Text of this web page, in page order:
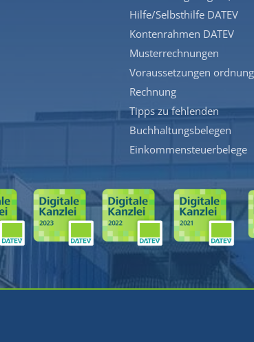
Hilfe/Selbsthilfe DATEV
Kontenrahmen DATEV
Musterrechnungen
Voraussetzungen
Rechnung
Tipps zu fehlenden
Buchhaltungsbelegen
Einkommensteuerbelege